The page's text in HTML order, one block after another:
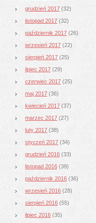
grudzień 2017 (32)
listopad 2017 (32)
październik 2017 (26)
wrzesień 2017 (22)
sierpień 2017 (25)
lipiec 2017 (29)
czerwiec 2017 (25)
maj 2017 (36)
kwiecień 2017 (37)
marzec 2017 (27)
luty 2017 (38)
styczeń 2017 (34)
grudzień 2016 (33)
listopad 2016 (39)
październik 2016 (36)
wrzesień 2016 (28)
sierpień 2016 (55)
lipiec 2016 (35)